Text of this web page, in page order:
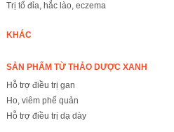
Trị tổ đỉa, hắc lào, eczema
KHÁC
SẢN PHẨM TỪ THẢO DƯỢC XANH
Hỗ trợ điều trị gan
Ho, viêm phế quản
Hỗ trợ điều trị dạ dày